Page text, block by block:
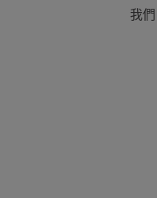
我